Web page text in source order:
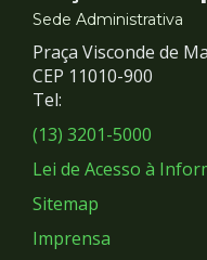
e
Redes
Sociais
Sede Administrativa
Praça Visconde de
CEP 11010-900
Tel:
(13) 3201-5000
Lei de Acesso à
Sitemap
Imprensa